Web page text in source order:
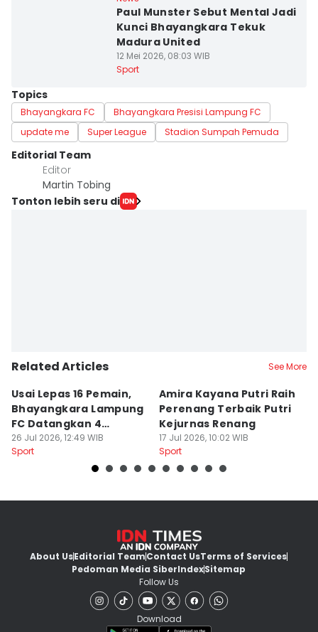
Paul Munster Sebut Mental Jadi
Kunci Bhayangkara Tekuk
Madura United
12 Mei 2026, 08:03 WIB
Sport
Topics
Bhayangkara FC
Bhayangkara Presisi Lampung FC
update me
Super League Stadion Sumpah Pemuda
Editorial Team
Editor
Martin Tobing
Tonton lebih seru di
Related Articles See More
Usai Lepas 16 Pemain,
Bhayangkara Lampung
FC Datangkan 4
Rekrutan
26 Jul 2026, 12:49 WIB
Sport
Amira Kayana Putri Raih
Perenang Terbaik Putri
Kejurnas Renang
17 Jul 2026, 10:02 WIB
Sport
About UsEditorial TeamContact UsTerms of Services
Pedoman Media SiberIndexSitemap
Follow Us
Download